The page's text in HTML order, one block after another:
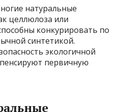
натуральные
целлюлоза или
конкурировать по
синтетикой.
экологичной
первичную